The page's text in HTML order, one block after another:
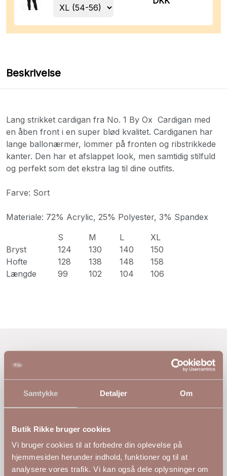
Samtykke Detaljer Om
Butik Rikke bruger cookies
Vi bruger cookies til at forbedre din oplevelse på
hjemmesiden herunder indhold, funktioner og til at
analysere vores trafik. Vi kan også dele oplysninger om
Beskrivelse
Lang strikket cardigan fra No. 1 By Ox Cardigan med
en åben front i en super blød kvalitet. Cardiganen har
lange ballonærmer, lommer på fronten og ribstrikkede
kanter. Den har et afslappet look, men samtidig stilfuld
og perfekt som det ekstra lag til dine outfits.
Farve: Sort
Materiale: 72% Acrylic, 25% Polyester, 3% Spandex
S
M L
XL
Bryst
124 130 140
150
Hofte
128 138 148
158
Længde
99 102 104 106
Anmeldelser af
★★★★★